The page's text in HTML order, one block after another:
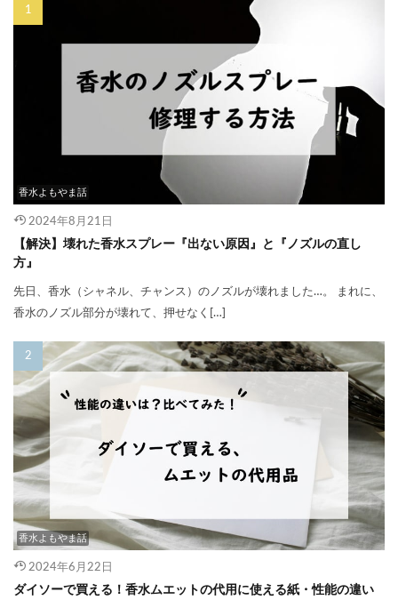
香水よもやま話
2024年8月21日
【解決】壊れた香水スプレー『出ない原因』と『ノズルの直し
方』
先日、香水（シャネル、チャンス）のノズルが壊れました…。 まれに、
香水のノズル部分が壊れて、押せなく[…]
香水よもやま話
2024年6月22日
ダイソーで買える！香水ムエットの代用に使える紙・性能の違い